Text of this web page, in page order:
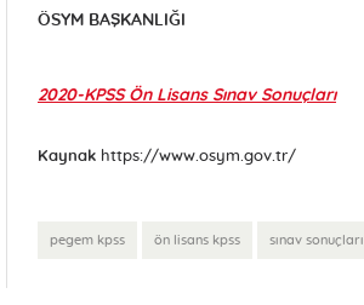
ÖSYM BAŞKANLIĞI
2020-KPSS Ön Lisans Sınav Sonuçları
Kaynak https://www.osym.gov.tr/
pegem kpss ön lisans kpss sınav sonuçları